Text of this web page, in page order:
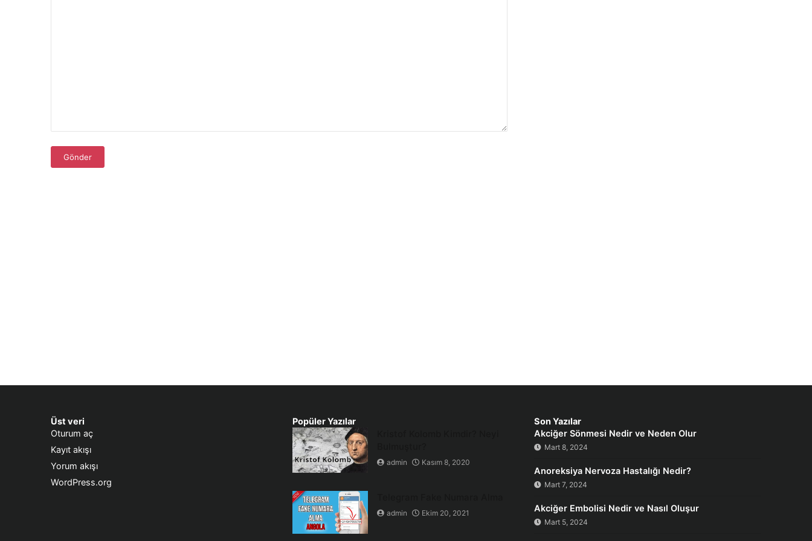
Üst veri
Oturum aç
Kayıt akışı
Yorum akışı
WordPress.org
Popüler Yazılar
admin Kasım 8, 2020
admin Ekim 20, 2021
Son Yazılar
Akciğer Sönmesi Nedir ve Neden Olur
Mart 8, 2024
Anoreksiya Nervoza Hastalığı Nedir?
Mart 7, 2024
Akciğer Embolisi Nedir ve Nasıl Oluşur
Mart 5, 2024